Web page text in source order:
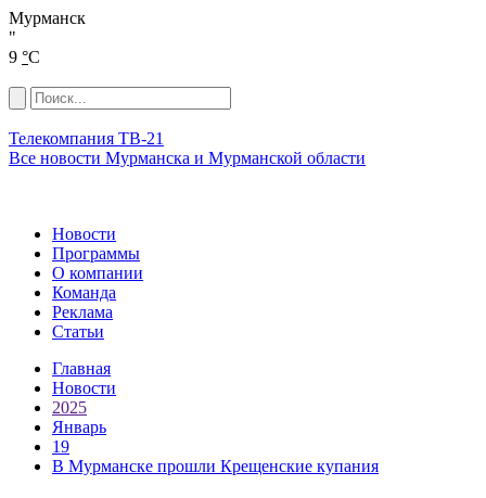
Мурманск
"
9 °C
Телекомпания ТВ-21
Все новости Мурманска и Мурманской области
Новости
Программы
О компании
Команда
Реклама
Статьи
Главная
Новости
2025
Январь
19
В Мурманске прошли Крещенские купания